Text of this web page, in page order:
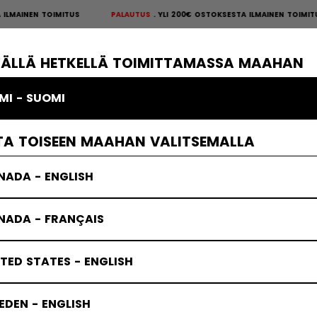
HETKELLÄ TOIMITTAMASSA MAAHAN
- SUOMI
TOISEEN MAAHAN VALITSEMALLA
- ENGLISH
- FRANÇAIS
STATES - ENGLISH
- ENGLISH
TOIMITUSPALAUTUS YLI 200€ OSTOKSESTA ILMAINEN TOIMITUS
MAALIVAHTI VAATTEET
Räpylä & Kilpi